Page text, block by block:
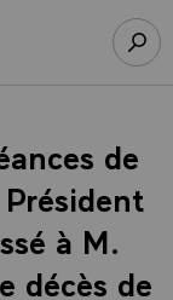
Élysée
de
à M.
décès de